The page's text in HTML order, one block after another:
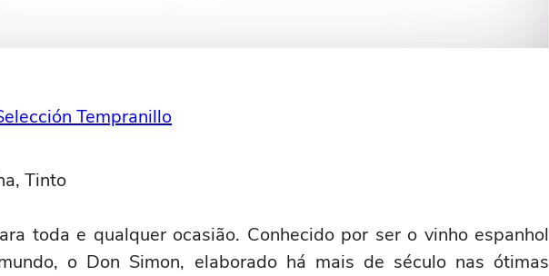
Tempranillo
Tinto
toda e qualquer ocasião. Conhecido por ser o vinho espanhol
o Don Simon, elaborado há mais de século nas ótimas